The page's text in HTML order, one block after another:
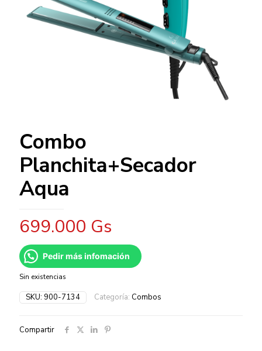
Combo
Planchita+Secador
Aqua
699.000 Gs
Pedir más infomación
Sin existencias
SKU: 900-7134 Categoría: Combos
Compartir